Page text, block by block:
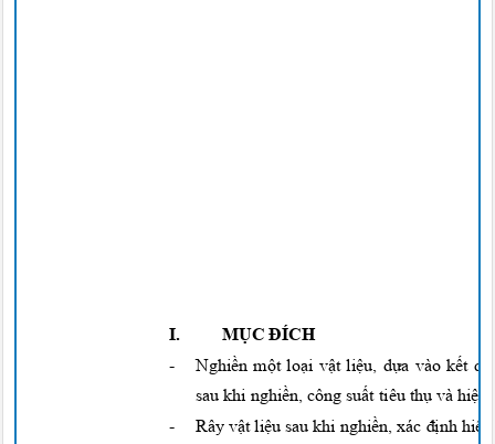
I.
MỤC ĐÍCH
-
Nghiền một loại vật liệu, dựa vàokết
sau khi nghiền,côngsuấttiêu thụvàhiệu
-
Râyvật liệusau khinghiền,xác định